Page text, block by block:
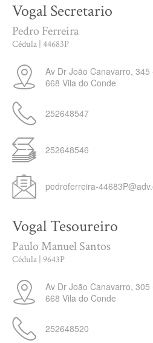
Vogal Secretario
Pedro Ferreira
Cédula | 44683P
Av Dr João Canavarro, 345
668 Vila do Conde
252648547
252648546
pedroferreira-
Vogal Tesoureiro
Paulo Manuel Santos
Cédula | 9643P
Av Dr João Canavarro, 305
668 Vila do Conde
252648520